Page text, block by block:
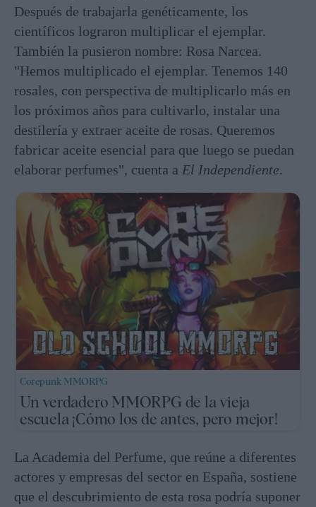
Después de trabajarla genéticamente, los
científicos lograron multiplicar el ejemplar.
También la pusieron nombre: Rosa Narcea.
"Hemos multiplicado el ejemplar. Tenemos 140
rosales, con perspectiva de multiplicarlo más en
los próximos años para cultivarlo, instalar una
destilería y extraer aceite de rosas. Queremos
fabricar aceite esencial para que luego se puedan
elaborar perfumes", cuenta a El Independiente.
Corepunk MMORPG
Un verdadero MMORPG de la vieja
escuela ¡Cómo los de antes, pero mejor!
La Academia del Perfume, que reúne a diferentes
actores y empresas del sector en España, sostiene
que el descubrimiento de esta rosa podría suponer